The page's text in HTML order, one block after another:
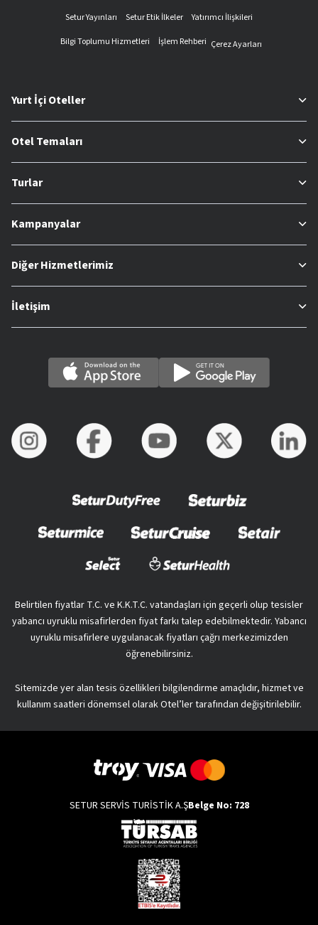
Setur Yayınları
Setur Etik İlkeler
Yatırımcı İlişkileri
Bilgi Toplumu Hizmetleri
İşlem Rehberi Çerez Ayarları
Yurt İçi Oteller
Otel Temaları
Turlar
Kampanyalar
Diğer Hizmetlerimiz
İletişim
Belirtilen fiyatlar T.C. ve K.K.T.C. vatandaşları için geçerli olup tesisler
yabancı uyruklu misafirlerden fiyat farkı talep edebilmektedir. Yabancı
uyruklu misafirlere uygulanacak fiyatları çağrı merkezimizden
öğrenebilirsiniz.
Sitemizde yer alan tesis özellikleri bilgilendirme amaçlıdır, hizmet ve
kullanım saatleri dönemsel olarak Otel’ler tarafından değişitirilebilir.
SETUR SERVİS TURİSTİK A.ŞBelge No: 728